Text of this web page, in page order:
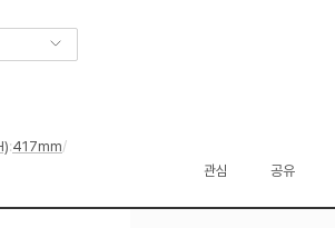
:417mm/
관심
공유